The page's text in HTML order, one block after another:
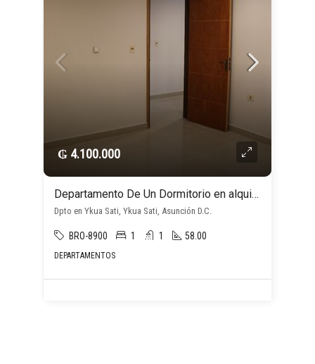
₲ 4.100.000
Departamento De Un Dormitorio en alquiler c/ cochera en Ykua Sati
Dpto en Ykua Sati, Ykua Sati, Asunción D.C.
BRO-8900 1 1 58.00
DEPARTAMENTOS